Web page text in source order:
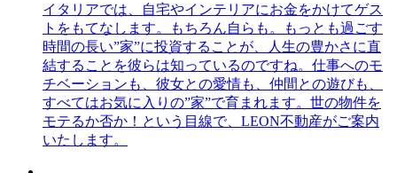
イタリアでは、自宅やインテリアにお金をかけてゲス
トをもてなします。もちろん自らも。もっとも過ごす
時間の長い”家”に投資することが、人生の豊かさに直
結することを彼らは知っているのですね。仕事へのモ
チベーションも、彼女との愛情も、仲間との遊びも、
すべてはお気に入りの”家”で育まれます。世の物件を
モテるか否か！という目線で、LEON不動産がご案内
いたします。